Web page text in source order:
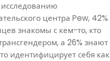
центра Pew, 42%
знакомы с кем-то, кто
а 26% знают
идентифицирует себя как